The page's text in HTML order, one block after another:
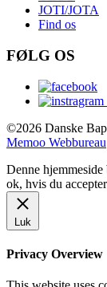
JOTI/JOTA
Find os
FØLG OS
©2026 Danske
Memoo Webbureau
Denne
ok, hvis du
Luk
Privacy Overview